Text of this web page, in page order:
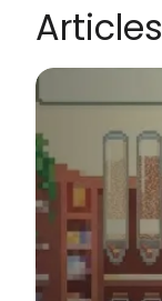
Articles